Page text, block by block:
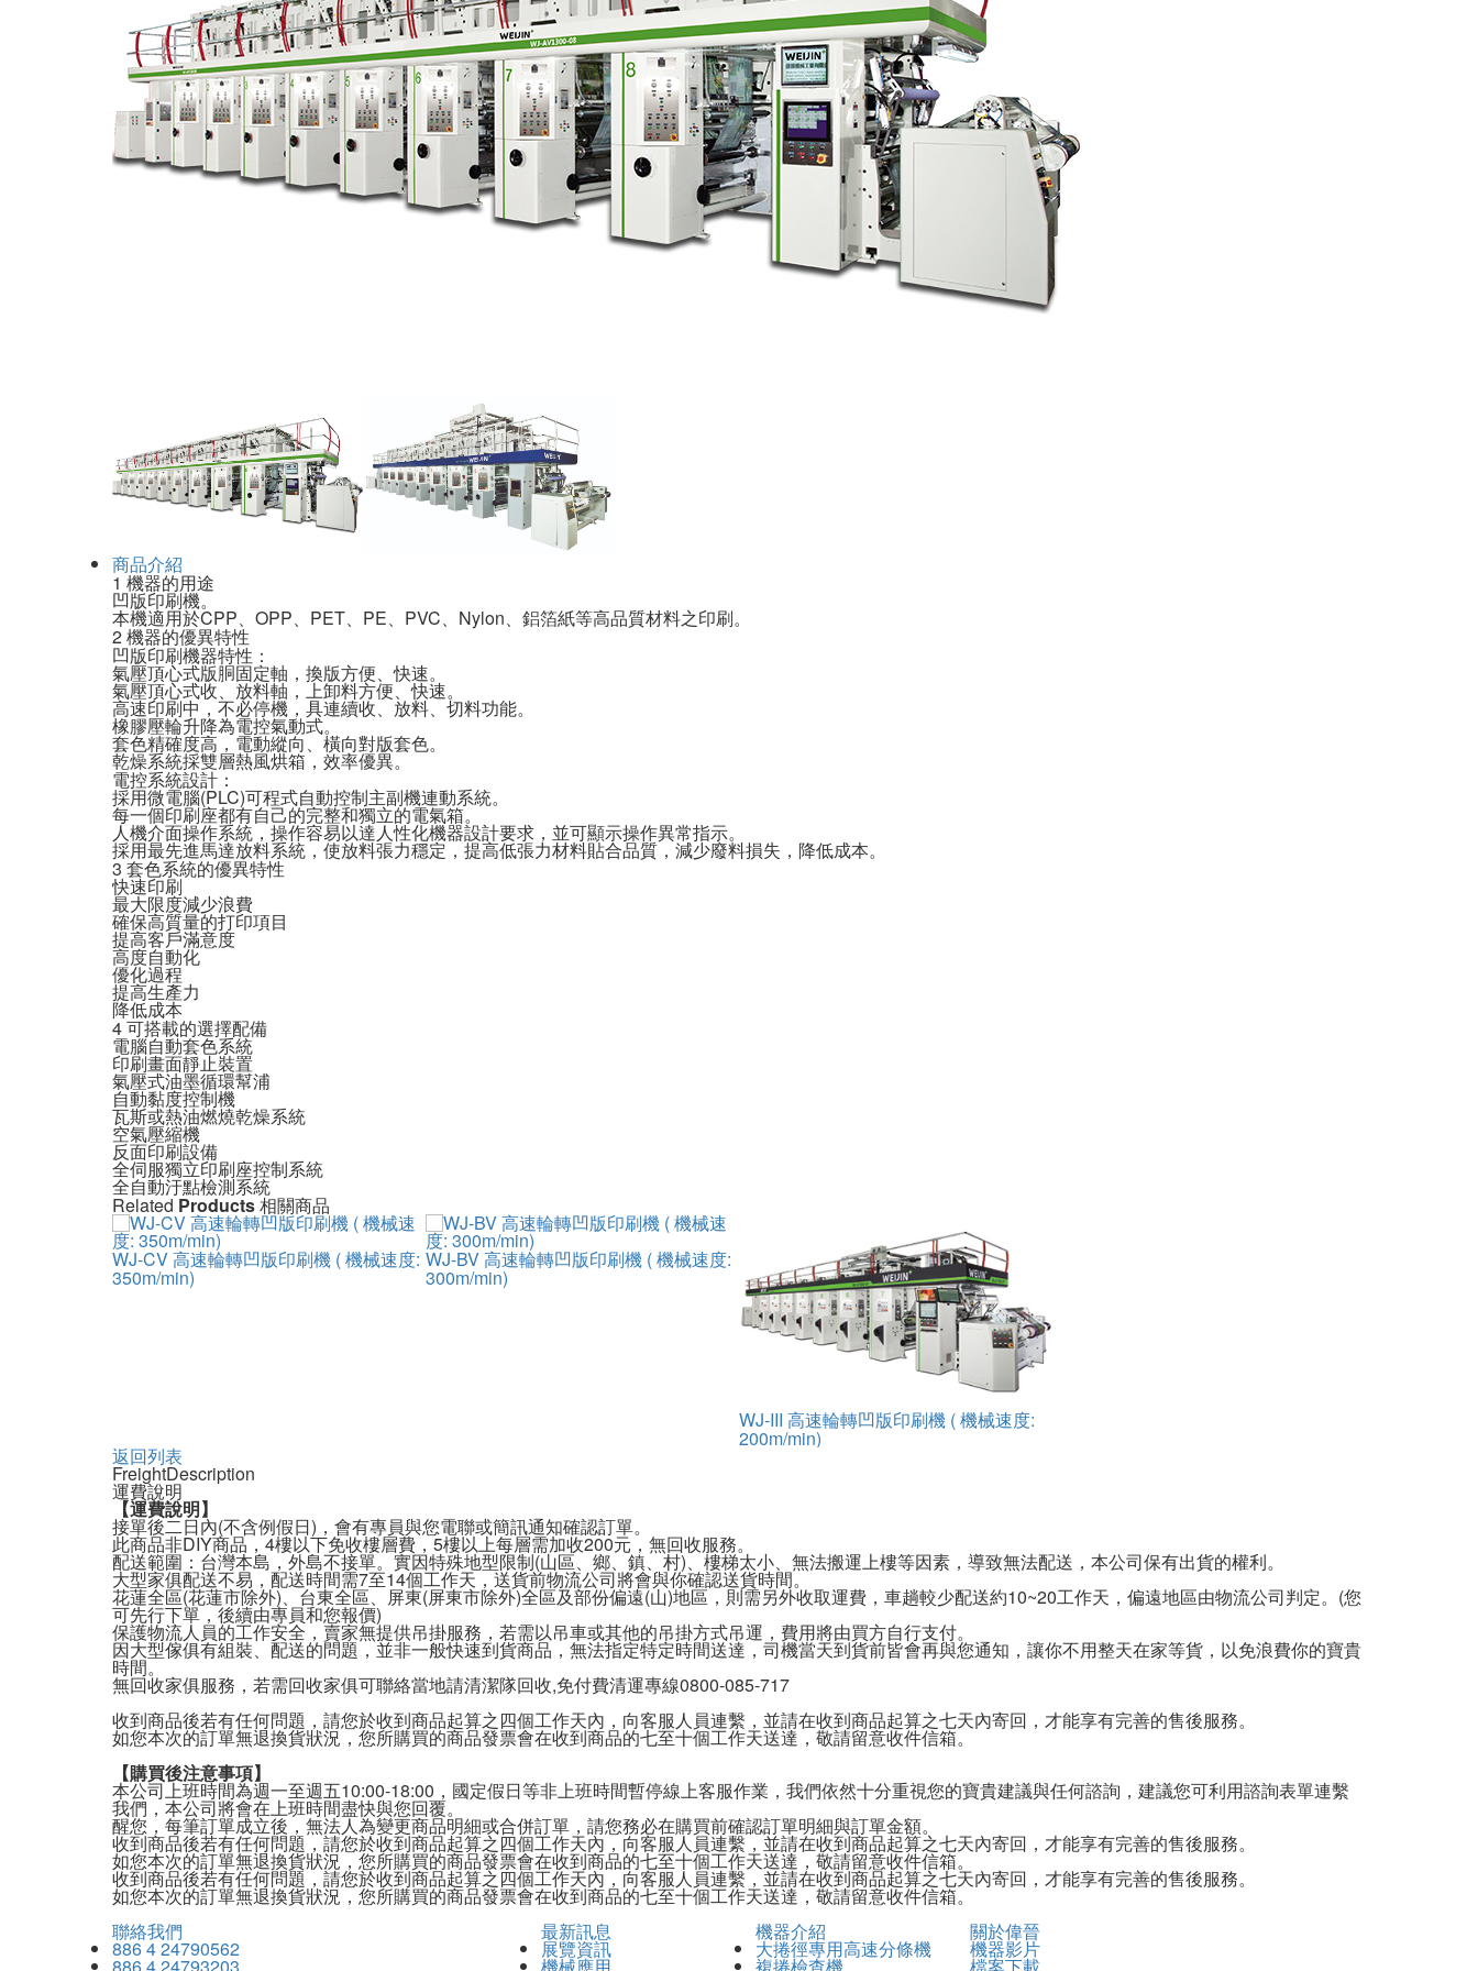
商品介紹
1 機器的用途
凹版印刷機。
本機適用於CPP、OPP、PET、PE、PVC、Nylon、鋁箔紙等高品質材料之印刷。
2機器的優異特性
凹版印刷機器特性：
氣壓頂心式版胴固定軸，換版方便、快速。
氣壓頂心式收、放料軸，上卸料方便、快速。
高速印刷中，不必停機，具連續收、放料、切料功能。
橡膠壓輪升降為電控氣動式。
套色精確度高，電動縱向、橫向對版套色。
乾燥系統採雙層熱風烘箱，效率優異。
電控系統設計：
採用微電腦(PLC)可程式自動控制主副機連動系統。
每一個印刷座都有自己的完整和獨立的電氣箱。
人機介面操作系統，操作容易以達人性化機器設計要求，並可顯示操作異常指示。
採用最先進馬達放料系統，使放料張力穩定，提高低張力材料貼合品質，減少廢料損失，降低成本。
3 套色系統的優異特性
快速印刷
最大限度減少浪費
確保高質量的打印項目
提高客戶滿意度
高度自動化
優化過程
提高生產力
降低成本
4可搭載的選擇配備
電腦自動套色系統
印刷畫面靜止裝置
氣壓式油墨循環幫浦
自動黏度控制機
瓦斯或熱油燃燒乾燥系統
空氣壓縮機
反面印刷設備
全伺服獨立印刷座控制系統
全自動汙點檢測系統
RelatedProducts相關商品
WJ-CV 高速輪轉凹版印刷機 ( 機械速度:
350m/min)
WJ-BV 高速輪轉凹版印刷機 ( 機械速度:
300m/min)
WJ-III 高速輪轉凹版印刷機 ( 機械速度:
200m/min)
返回列表
FreightDescription
運費說明
【運費說明】
接單後二日內(不含例假日)，會有專員與您電聯或簡訊通知確認訂單。
此商品非DIY商品，4樓以下免收樓層費，5樓以上每層需加收200元，無回收服務。
配送範圍：台灣本島，外島不接單。實因特殊地型限制(山區、鄉、鎮、村)、樓梯太小、無法搬運上樓等因素，導致無法配送，本公司保有出貨的權利。
大型家俱配送不易，配送時間需7至14個工作天，送貨前物流公司將會與你確認送貨時間。
花蓮全區(花蓮市除外)、台東全區、屏東(屏東市除外)全區及部份偏遠(山)地區，則需另外收取運費，車趟較少配送約10~20工作天，偏遠地區由物流公司判定。(您
可先行下單，後續由專員和您報價)
保護物流人員的工作安全，賣家無提供吊掛服務，若需以吊車或其他的吊掛方式吊運，費用將由買方自行支付。
因大型傢俱有組裝、配送的問題，並非一般快速到貨商品，無法指定特定時間送達，司機當天到貨前皆會再與您通知，讓你不用整天在家等貨，以免浪費你的寶貴
時間。
無回收家俱服務，若需回收家俱可聯絡當地請清潔隊回收,免付費清運專線0800-085-717
收到商品後若有任何問題，請您於收到商品起算之四個工作天內，向客服人員連繫，並請在收到商品起算之七天內寄回，才能享有完善的售後服務。
如您本次的訂單無退換貨狀況，您所購買的商品發票會在收到商品的七至十個工作天送達，敬請留意收件信箱。
【購買後注意事項】
本公司上班時間為週一至週五10:00-18:00，國定假日等非上班時間暫停線上客服作業，我們依然十分重視您的寶貴建議與任何諮詢，建議您可利用諮詢表單連繫
我們，本公司將會在上班時間盡快與您回覆。
醒您，每筆訂單成立後，無法人為變更商品明細或合併訂單，請您務必在購買前確認訂單明細與訂單金額。
收到商品後若有任何問題，請您於收到商品起算之四個工作天內，向客服人員連繫，並請在收到商品起算之七天內寄回，才能享有完善的售後服務。
如您本次的訂單無退換貨狀況，您所購買的商品發票會在收到商品的七至十個工作天送達，敬請留意收件信箱。
收到商品後若有任何問題，請您於收到商品起算之四個工作天內，向客服人員連繫，並請在收到商品起算之七天內寄回，才能享有完善的售後服務。
如您本次的訂單無退換貨狀況，您所購買的商品發票會在收到商品的七至十個工作天送達，敬請留意收件信箱。
聯絡我們
886 4 24790562
886 4 24793203
最新訊息
展覽資訊
機械應用
機器介紹
大捲徑專用高速分條機
複捲檢查機
關於偉晉
機器影片
檔案下載